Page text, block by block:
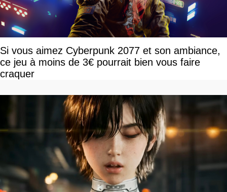
Si vous aimez Cyberpunk 2077 et son ambiance,
ce jeu à moins de 3€ pourrait bien vous faire
craquer